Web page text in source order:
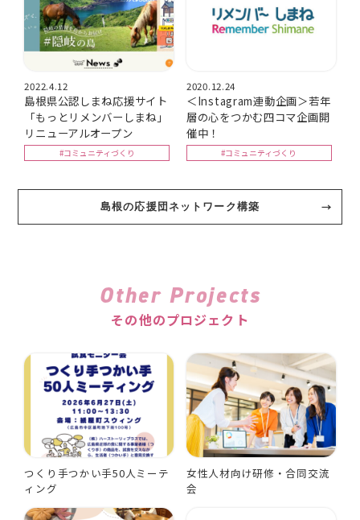
2022.4.12
島根県公認しまね応援サイト
「もっとリメンバーしまね」
リニューアルオープン
#コミュニティづくり
2020.12.24
＜Instagram連動企画＞若年
層の心をつかむ四コマ企画開
催中！
#コミュニティづくり
島根の応援団ネットワーク構築
Other Projects
その他のプロジェクト
つくり手つかい手50人ミーテ
ィング
女性人材向け研修・合同交流
会